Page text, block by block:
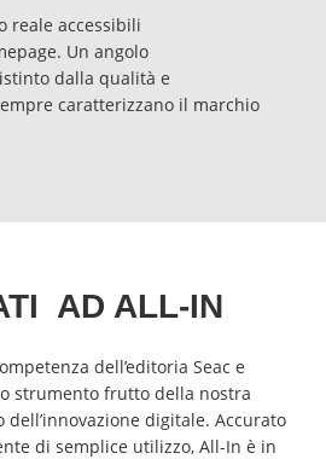
reale accessibili
Un angolo
dalla qualità e
caratterizzano il marchio
AD ALL-IN
dell’editoria Seac e
strumento frutto della nostra
digitale. Accurato
di semplice utilizzo, All-In è in